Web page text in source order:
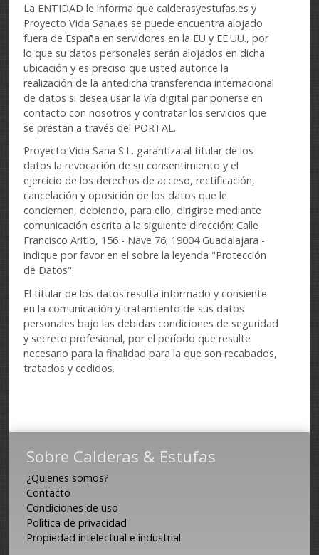
La ENTIDAD le informa que calderasyestufas.es y
Proyecto Vida Sana.es se puede encuentra alojado
fuera de España en servidores en la EU y EE.UU., por
lo que su datos personales serán alojados en dicha
ubicación y es preciso que usted autorice la
realización de la antedicha transferencia internacional
de datos si desea usar la vía digital par ponerse en
contacto con nosotros y contratar los servicios que
se prestan a través del PORTAL.
Proyecto Vida Sana S.L. garantiza al titular de los
datos la revocación de su consentimiento y el
ejercicio de los derechos de acceso, rectificación,
cancelación y oposición de los datos que le
conciernen, debiendo, para ello, dirigirse mediante
comunicación escrita a la siguiente dirección: Calle
Francisco Aritio, 156 - Nave 76; 19004 Guadalajara -
indique por favor en el sobre la leyenda "Protección
de Datos".
El titular de los datos resulta informado y consiente
en la comunicación y tratamiento de sus datos
personales bajo las debidas condiciones de seguridad
y secreto profesional, por el período que resulte
necesario para la finalidad para la que son recabados,
tratados y cedidos.
Sobre Calderas & Estufas
¿Quienes somos?
Contacto
Condiciones de uso
Política de privacidad
Propiedad intelectual e industrial